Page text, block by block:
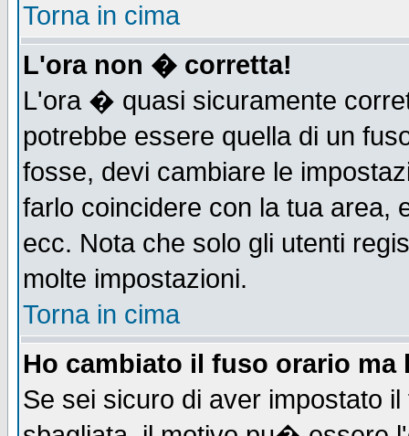
Torna in cima
L'ora non � corretta!
L'ora � quasi sicuramente
potrebbe essere quella di un
fosse, devi cambiare le
farlo coincidere con la tua area,
ecc. Nota che solo gli utenti
molte impostazioni.
Torna in cima
Ho cambiato il fuso orario
Se sei sicuro di aver impostato